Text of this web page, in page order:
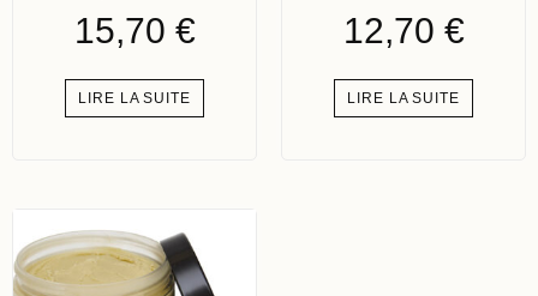
15,70 €
LIRE LA SUITE
12,70 €
LIRE LA SUITE